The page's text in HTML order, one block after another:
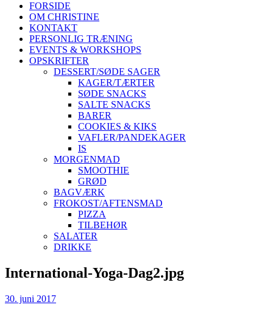
FORSIDE
OM CHRISTINE
KONTAKT
PERSONLIG TRÆNING
EVENTS & WORKSHOPS
OPSKRIFTER
DESSERT/SØDE SAGER
KAGER/TÆRTER
SØDE SNACKS
SALTE SNACKS
BARER
COOKIES & KIKS
VAFLER/PANDEKAGER
IS
MORGENMAD
SMOOTHIE
GRØD
BAGVÆRK
FROKOST/AFTENSMAD
PIZZA
TILBEHØR
SALATER
DRIKKE
Skip
to
International-Yoga-Dag2.jpg
30. juni 2017